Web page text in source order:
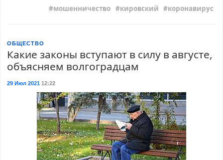
мошенничество кировский коронавирус
ОБЩЕСТВО
Какие законы вступают в силу в августе,
объясняем волгоградцам
29 Июл 202112:22